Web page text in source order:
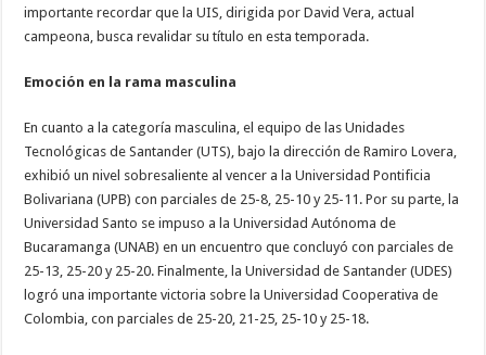
importante recordar que la UIS, dirigida por David Vera, actual
campeona, busca revalidar su título en esta temporada.
Emoción en la rama masculina
En cuanto a la categoría masculina, el equipo de las Unidades
Tecnológicas de Santander (UTS), bajo la dirección de Ramiro Lovera,
exhibió un nivel sobresaliente al vencer a la Universidad Pontificia
Bolivariana (UPB) con parciales de 25-8, 25-10 y 25-11. Por su parte, la
Universidad Santo se impuso a la Universidad Autónoma de
Bucaramanga (UNAB) en un encuentro que concluyó con parciales de
25-13, 25-20 y 25-20. Finalmente, la Universidad de Santander (UDES)
logró una importante victoria sobre la Universidad Cooperativa de
Colombia, con parciales de 25-20, 21-25, 25-10 y 25-18.